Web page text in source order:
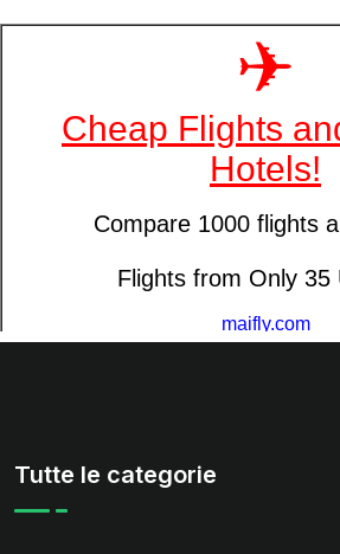
Tutte le categorie